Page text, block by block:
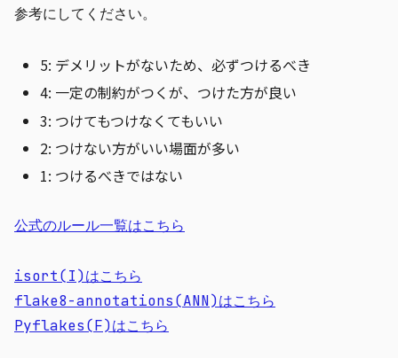
参考にしてください。
5: デメリットがないため、必ずつけるべき
4: 一定の制約がつくが、つけた方が良い
3: つけてもつけなくてもいい
2: つけない方がいい場面が多い
1: つけるべきではない
公式のルール一覧はこちら
isort(I)はこちら
flake8-annotations(ANN)はこちら
Pyflakes(F)はこちら